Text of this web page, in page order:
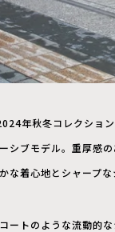
年秋冬コレクショ
シブモデル。重厚感
な着心地とシャープな
ートのような流動的